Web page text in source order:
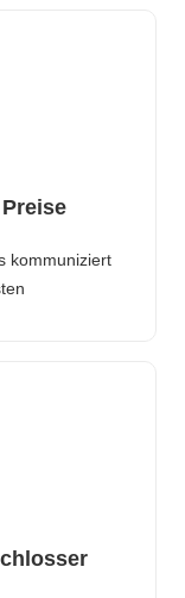
kommuniziert